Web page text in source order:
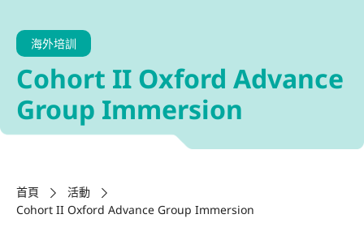
海外培訓
Cohort II Oxford Advance
Group Immersion
首頁
活動
Cohort II Oxford Advance Group Immersion